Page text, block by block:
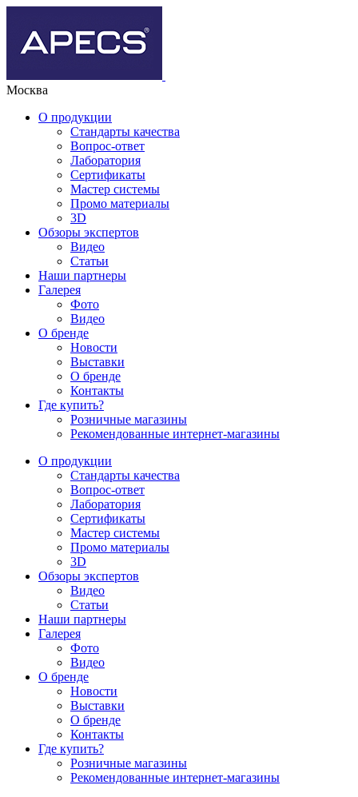
Москва
О продукции
Стандарты качества
Вопрос-ответ
Лаборатория
Сертификаты
Мастер системы
Промо материалы
3D
Обзоры экспертов
Видео
Статьи
Наши партнеры
Галерея
Фото
Видео
О бренде
Новости
Выставки
О бренде
Контакты
Где купить?
Розничные магазины
Рекомендованные интернет-магазины
О продукции
Стандарты качества
Вопрос-ответ
Лаборатория
Сертификаты
Мастер системы
Промо материалы
3D
Обзоры экспертов
Видео
Статьи
Наши партнеры
Галерея
Фото
Видео
О бренде
Новости
Выставки
О бренде
Контакты
Где купить?
Розничные магазины
Рекомендованные интернет-магазины